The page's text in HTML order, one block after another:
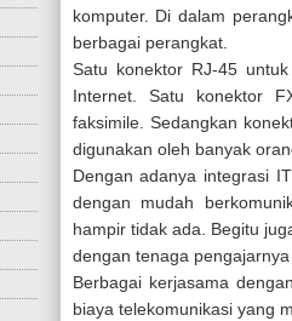
komputer. Di dalam
berbagai perangkat.
Satu konektor RJ-45
Internet. Satu konektor
faksimile. Sedangkan
digunakan oleh banyak
Dengan adanya integrasi
dengan mudah
hampir tidak ada. Begitu
dengan tenaga pengajarnya
Berbagai kerjasama
biaya telekomunikasi yang